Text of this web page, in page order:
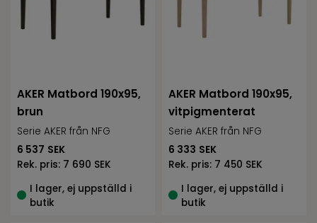
AKER Matbord 190x95,
brun
Serie AKER från NFG
6 537 SEK
Rek. pris: 7 690 SEK
I lager, ej uppställd i
butik
AKER Matbord 190x95,
vitpigmenterat
Serie AKER från NFG
6 333 SEK
Rek. pris: 7 450 SEK
I lager, ej uppställd i
butik